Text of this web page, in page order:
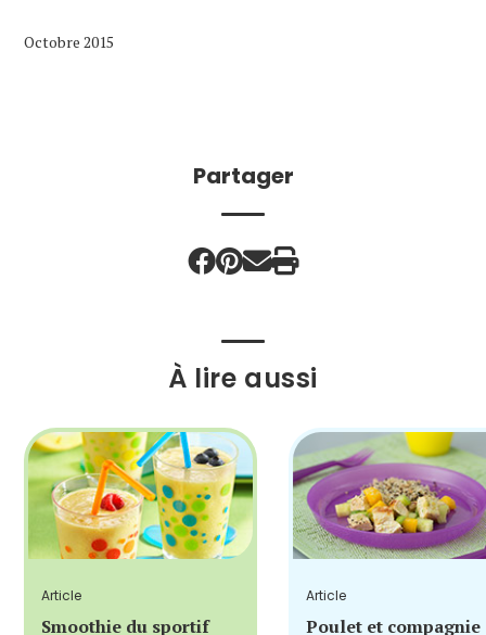
Octobre 2015
Partager
À lire aussi
Article
Smoothie du sportif
Article
Poulet et compagnie